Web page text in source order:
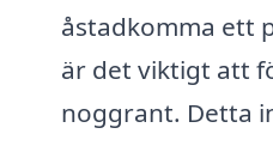
åstadkomma ett
är det viktigt att
noggrant. Detta